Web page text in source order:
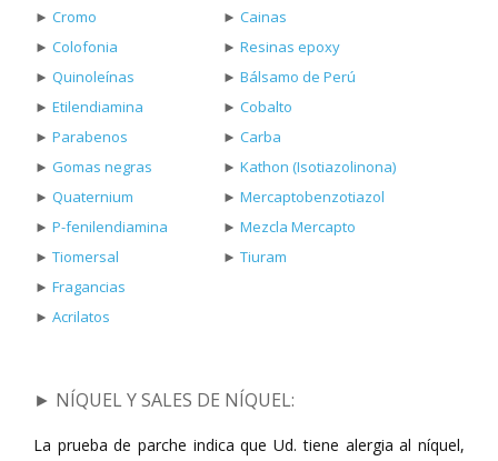
► Cromo ► Cainas
► Colofonia ► Resinas epoxy
► Quinoleínas ► Bálsamo de Perú
► Etilendiamina ► Cobalto
► Parabenos ► Carba
► Gomas negras ► Kathon (Isotiazolinona)
► Quaternium ► Mercaptobenzotiazol
► P-fenilendiamina ► Mezcla Mercapto
► Tiomersal ► Tiuram
► Fragancias
► Acrilatos
► NÍQUEL Y SALES DE NÍQUEL:
La prueba de parche indica que Ud. tiene alergia al níquel,